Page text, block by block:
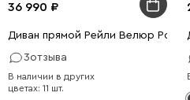
36 990
Диван прямой Рейли Велюр
3отзыва
В наличии в других
цветах: 11 шт.